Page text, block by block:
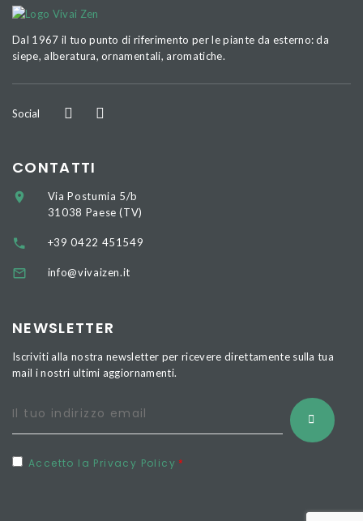
Dal 1967 il tuo punto di riferimento per le piante da esterno: da
siepe, alberatura, ornamentali, aromatiche.
Social
CONTATTI
Via Postumia 5/b
31038 Paese (TV)
+39 0422 451549
info@vivaizen.it
NEWSLETTER
Iscriviti alla nostra newsletter per ricevere direttamente sulla tua
mail i nostri ultimi aggiornamenti.
Accetto la Privacy Policy